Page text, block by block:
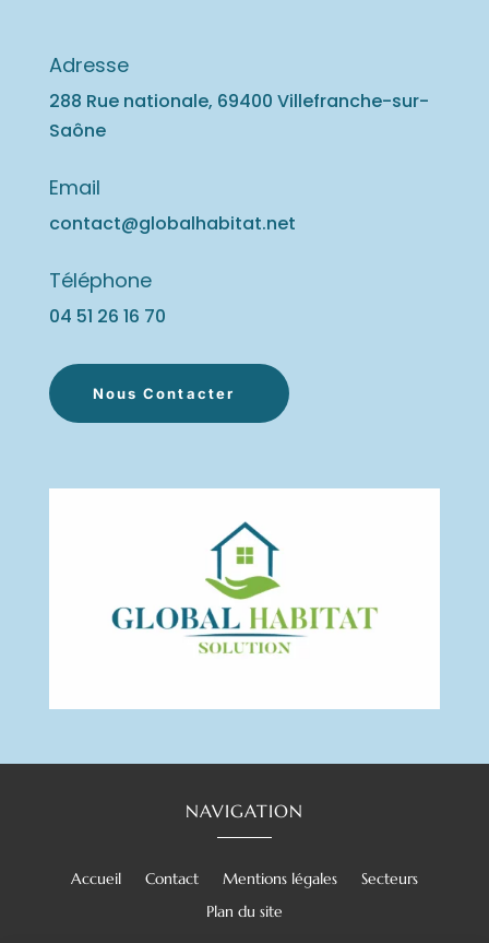
Adresse
288 Rue nationale, 69400 Villefranche-sur-
Saône
Email
contact@globalhabitat.net
Téléphone
04 51 26 16 70
Nous Contacter
NAVIGATION
Accueil Contact Mentions légales
Secteurs
Plan du site